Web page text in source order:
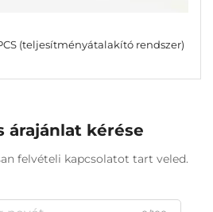
(teljesítményátalakító rendszer)
árajánlat kérése
felvételi kapcsolatot tart veled.